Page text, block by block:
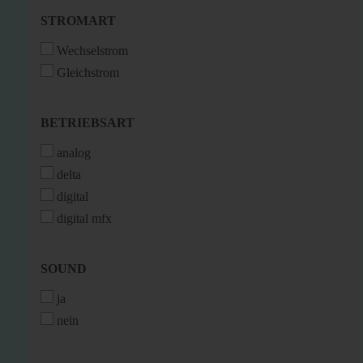
STROMART
STROMART
Wechselstrom
Gleichstrom
BETRIEBSART
BETRIEBSART
analog
delta
digital
digital mfx
SOUND
SOUND
ja
nein